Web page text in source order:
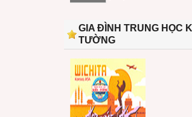
GIA ĐÌNH TRUNG HỌC
TƯỜNG